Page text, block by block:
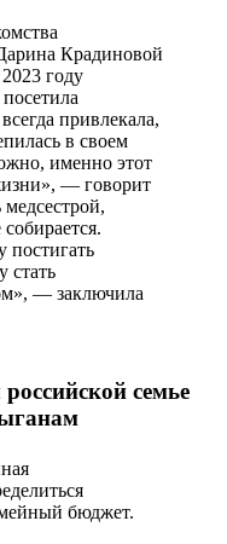
Крадиновой
году
привлекала,
в своем
именно этот
— говорит
постигать
стать
— заключила
семье
бюджет.